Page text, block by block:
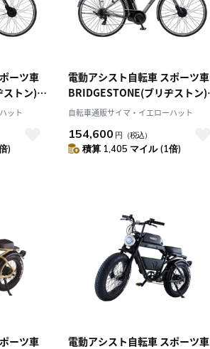
ーツ車
ストン)
ヤケシ
ット
)
電動アシスト自転車 スポーツ車
BRIDGESTONE(ブリヂストン)
カゴ付きTB1e T.Xマットグレー
自転車通販サイマ・イエローハット
154,600 円 （税込）
積算 1,405 マイル (1倍)
ーツ車
電動アシスト自転車 スポーツ車